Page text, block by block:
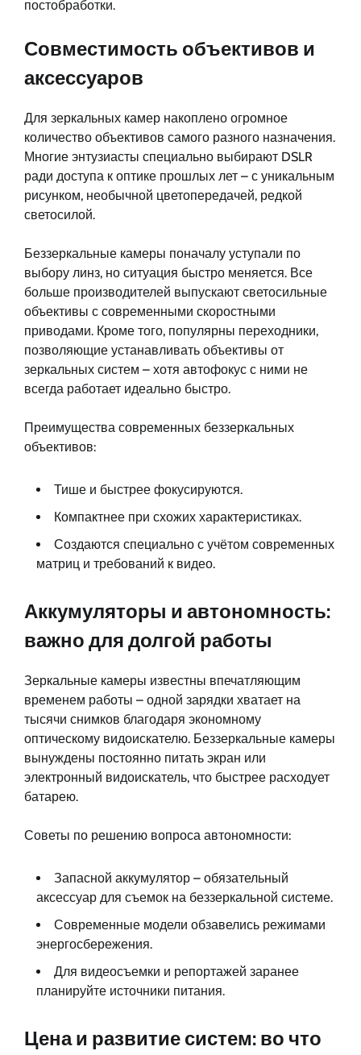
постобработки.
Совместимость объективов и
аксессуаров
Для зеркальных камер накоплено огромное
количество объективов самого разного назначения.
Многие энтузиасты специально выбирают DSLR
ради доступа к оптике прошлых лет – с уникальным
рисунком, необычной цветопередачей, редкой
светосилой.
Беззеркальные камеры поначалу уступали по
выбору линз, но ситуация быстро меняется. Все
больше производителей выпускают светосильные
объективы с современными скоростными
приводами. Кроме того, популярны переходники,
позволяющие устанавливать объективы от
зеркальных систем – хотя автофокус с ними не
всегда работает идеально быстро.
Преимущества современных беззеркальных
объективов:
Тише и быстрее фокусируются.
Компактнее при схожих характеристиках.
Создаются специально с учётом современных
матриц и требований к видео.
Аккумуляторы и автономность:
важно для долгой работы
Зеркальные камеры известны впечатляющим
временем работы – одной зарядки хватает на
тысячи снимков благодаря экономному
оптическому видоискателю. Беззеркальные камеры
вынуждены постоянно питать экран или
электронный видоискатель, что быстрее расходует
батарею.
Советы по решению вопроса автономности:
Запасной аккумулятор – обязательный
аксессуар для съемок на беззеркальной системе.
Современные модели обзавелись режимами
энергосбережения.
Для видеосъемки и репортажей заранее
планируйте источники питания.
Цена и развитие систем: во что